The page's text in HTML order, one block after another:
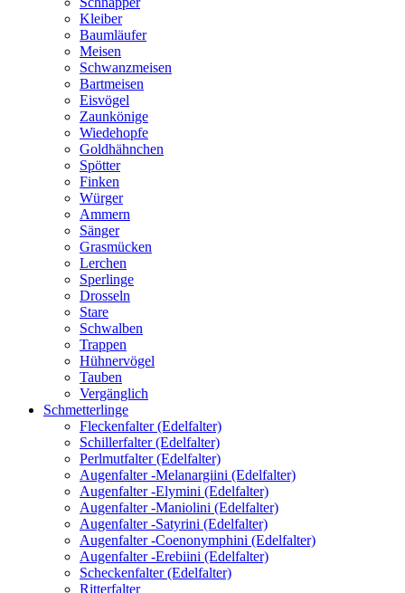
Kleiber
Baumläufer
Meisen
Schwanzmeisen
Bartmeisen
Eisvögel
Zaunkönige
Wiedehopfe
Goldhähnchen
Spötter
Finken
Würger
Ammern
Sänger
Grasmücken
Lerchen
Sperlinge
Drosseln
Stare
Schwalben
Trappen
Hühnervögel
Tauben
Vergänglich
Schmetterlinge
Fleckenfalter (Edelfalter)
Schillerfalter (Edelfalter)
Perlmutfalter (Edelfalter)
Augenfalter -Melanargiini (Edelfalter)
Augenfalter -Elymini (Edelfalter)
Augenfalter -Maniolini (Edelfalter)
Augenfalter -Satyrini (Edelfalter)
Augenfalter -Coenonymphini (Edelfalter)
Augenfalter -Erebiini (Edelfalter)
Scheckenfalter (Edelfalter)
Ritterfalter